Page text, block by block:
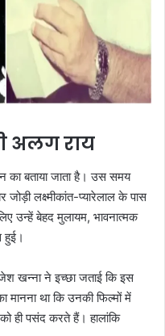
अलग राय
का बताया जाता है। उस समय
लक्ष्मीकांत-प्यारेलाल के पास
उन्हें बेहद मुलायम, भावनात्मक
खन्ना ने इच्छा जताई कि इस
मानना था कि उनकी फिल्मों में
ही पसंद करते हैं। हालांकि